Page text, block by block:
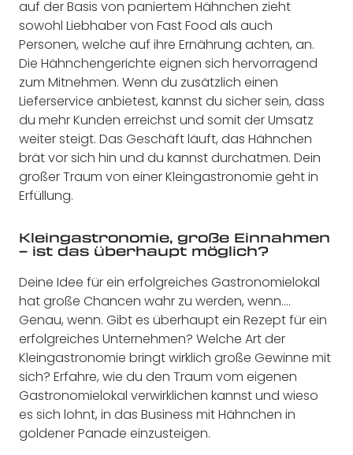
auf der Basis von paniertem Hähnchen zieht
sowohl Liebhaber von Fast Food als auch
Personen, welche auf ihre Ernährung achten, an.
Die Hähnchengerichte eignen sich hervorragend
zum Mitnehmen. Wenn du zusätzlich einen
Lieferservice anbietest, kannst du sicher sein, dass
du mehr Kunden erreichst und somit der Umsatz
weiter steigt. Das Geschäft läuft, das Hähnchen
brät vor sich hin und du kannst durchatmen. Dein
großer Traum von einer Kleingastronomie geht in
Erfüllung.
Kleingastronomie, große Einnahmen
– ist das überhaupt möglich?
Deine Idee für ein erfolgreiches Gastronomielokal
hat große Chancen wahr zu werden, wenn….
Genau, wenn. Gibt es überhaupt ein Rezept für ein
erfolgreiches Unternehmen? Welche Art der
Kleingastronomie bringt wirklich große Gewinne mit
sich? Erfahre, wie du den Traum vom eigenen
Gastronomielokal verwirklichen kannst und wieso
es sich lohnt, in das Business mit Hähnchen in
goldener Panade einzusteigen.